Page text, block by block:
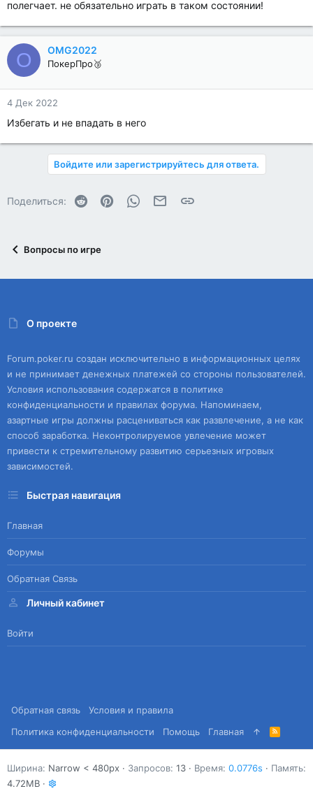
полегчает. не обязательно играть в таком состоянии!
O OMG2022
ПокерПро🥉
4 Дек 2022
Избегать и не впадать в него
Войдите или зарегистрируйтесь для ответа.
Поделиться: Reddit PinterestWhatsAppЭлектронная почта
Ссылка
Вопросы по игре
О проекте
Forum.poker.ru создан исключительно в информационных целях
и не принимает денежных платежей со стороны пользователей.
Условия использования содержатся в политике
конфиденциальности и правилах форума. Напоминаем,
азартные игры должны расцениваться как развлечение, а не как
способ заработка. Неконтролируемое увлечение может
привести к стремительному развитию серьезных игровых
зависимостей.
Быстрая навигация
Главная
Форумы
Обратная Связь
Личный кабинет
Войти
Обратная связь
Условия и правила
Политика конфиденциальности
Помощь Главная
R
S
S
Ширина Запросов 13 Время 0.0776s
Память
4.72MB